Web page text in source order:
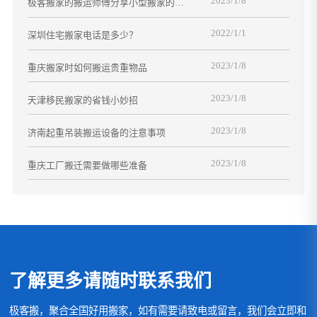
极客搬家的搬运师傅分享小型搬家的经
验
深圳住宅搬家电话是多少？ 2022/1/1
重庆搬家时如何搬运贵重物品 2023/1/8
天津移民搬家的省钱小妙招 2023/1/8
济南起重吊装搬运设备的注意事项 2023/1/8
重庆工厂搬迁需要做哪些准备 2023/1/8
了解更多请随时联系我们
极客搬，聚合全国好用搬家，如有需要请致电或留言，我们会立即和